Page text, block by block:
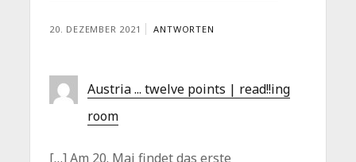
20. DEZEMBER 2021 ANTWORTEN
Austria ... twelve points | read!!ing
room
[…] Am 20. Mai findet das erste